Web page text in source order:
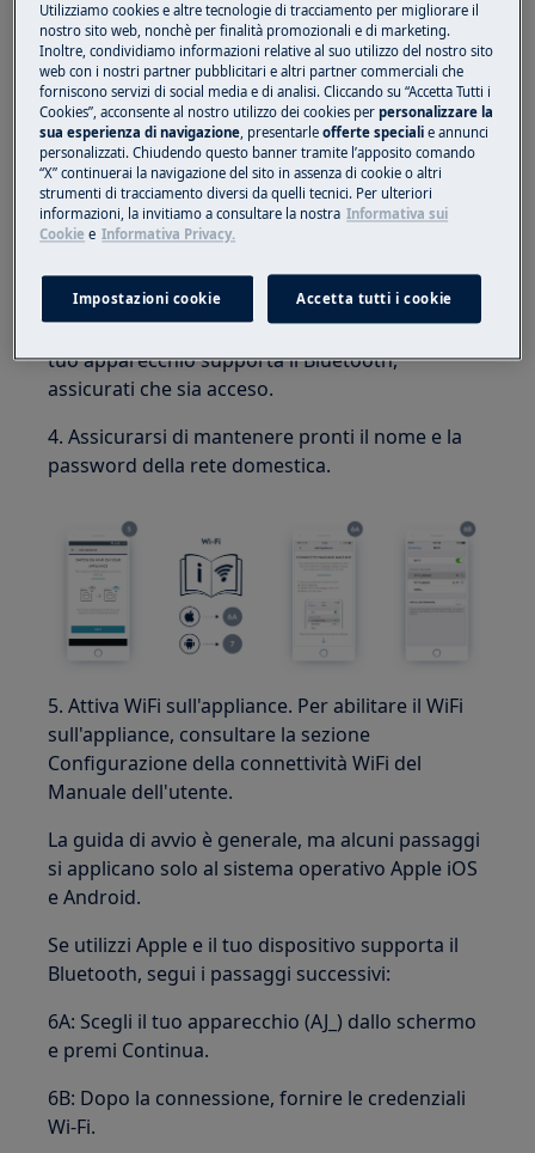
1. Avvia l'app My Electrolux Care. Seleziona
Paese e lingua. Crea un account. Apri la scheda
Elettrodomestici. (La scheda Elettrodomestici si
trova nel menu in alto (Android) o nel menu in
basso (iOS.))
2. Toccare l'icona + per aggiungere un prodotto.
3. Scegli il tipo di prodotto da connettere. Se il
tuo apparecchio supporta il Bluetooth,
assicurati che sia acceso.
4. Assicurarsi di mantenere pronti il nome e la
password della rete domestica.
5. Attiva WiFi sull'appliance. Per abilitare il WiFi
sull'appliance, consultare la sezione
Configurazione della connettività WiFi del
Manuale dell'utente.
La guida di avvio è generale, ma alcuni passaggi
si applicano solo al sistema operativo Apple iOS
e Android.
Se utilizzi Apple e il tuo dispositivo supporta il
Bluetooth, segui i passaggi successivi:
6A: Scegli il tuo apparecchio (AJ_) dallo schermo
e premi Continua.
6B: Dopo la connessione, fornire le credenziali
Wi-Fi.
Utilizziamo cookies e altre tecnologie di tracciamento per migliorare il
nostro sito web, nonchè per finalità promozionali e di marketing.
Inoltre, condividiamo informazioni relative al suo utilizzo del nostro sito
web con i nostri partner pubblicitari e altri partner commerciali che
forniscono servizi di social media e di analisi. Cliccando su “Accetta Tutti i
Cookies”, acconsente al nostro utilizzo dei cookies perpersonalizzare la
sua esperienza di navigazione, presentarleofferte speciali e annunci
personalizzati. Chiudendo questo banner tramite l’apposito comando
“X” continuerai la navigazione del sito in assenza di cookie o altri
strumenti di tracciamento diversi da quelli tecnici. Per ulteriori
informazioni, la invitiamo a consultare la nostra Informativa sui
Cookie e Informativa Privacy.
Impostazioni cookie Accetta tutti i cookie